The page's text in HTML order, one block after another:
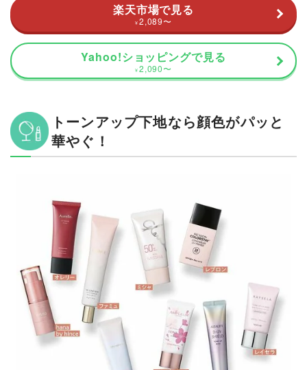
楽天市場で見る
¥ 2,089〜
Yahoo!ショッピングで見る
¥ 2,090〜
トーンアップ下地なら顔色がパッと
華やぐ！